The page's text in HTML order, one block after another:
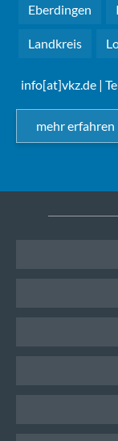
Eberdingen
Landkreis
info[at]vkz.de |
mehr erfahren